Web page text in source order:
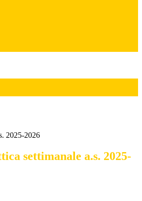
2025-2026
settimanale a.s. 2025-